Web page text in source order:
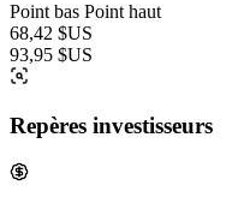
Point bas Point haut
68,42 $US
93,95 $US
Repères investisseurs